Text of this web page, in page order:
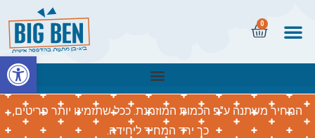
0
המחיר משתנה ע"פ הכמות המוזמנת. ככל שתזמינו יותר פריטים,
כך ירד המחיר ליחידה.